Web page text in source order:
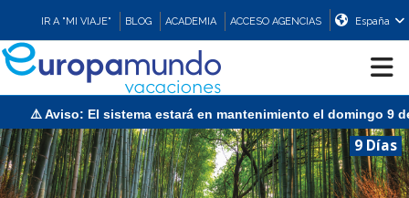
IR A "MI VIAJE" BLOG ACADEMIA ACCESO AGENCIAS España
CRUCEROS
EUROPA
9 de agosto de 13:00 a 15:30 (CEST/Madrid).
9 Días